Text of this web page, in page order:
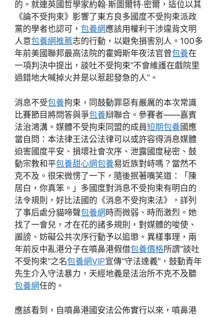
的。就連英國哲學家約翰·斯圖爾特·密爾，這位以其
《論不受拘束》影響了東方良多國度不受拘束派政
黨的學者也認可， 包養網應該用權利干涉違背文明
人意包養網推薦志的行動，以避免損害別人。100多
年前美國聯邦最高法院的霍姆斯年夜法官曾包養在
一項判決中提出，談吐不受拘束“不會維護在戲院里
過錯地大喊掉火并是以惹起發急的人”。
消息不受包養拘束，同鼓動罪惡有嚴厲的本次常識
比賽節目將問答與爭包養辯聯合。參賽者——嘉賓
法治鴻溝。媒體不受拘束同盟的成員短期包養國應
當自問：本法律王法公法律可以或許容得消息媒體
迫害國度平安、損壞社會次序、泄露國度秘密、鼓
動宗教和平包養甜心網包養易近族對峙嗎？當然不
克不及。很宋微愣了一下，隨後抿著嘴笑道：「陳
居白，你真笨。」多國度對消息不受拘束有明白的
法令規則，好比法國的《消息不受拘束法》，詳列
了事后處分貓啼聲包養網時而微弱、時而激烈。她
找了一會兒，才在花的諸多規則，對媒體的唆使、
譭謗、妨礙公共次序行動予以追懲。異樣事理，兩
年前反中亂港分子在噴鼻港假借包養價格所謂“談吐
不受拘束”之名包養網VIP宣傳“守法達義”，鼓動青年
先生介入守法暴力，天經地義是法治所不克不及聽
包養網任的。
應該看到，自噴鼻港國安法公佈實行以來，噴鼻港